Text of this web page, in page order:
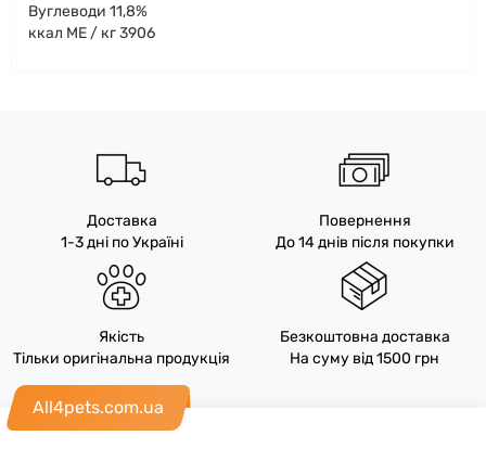
Вуглеводи 11,8%
ккал ME / кг 3906
Доставка
1-3 дні по Україні
Повернення
До 14 днів після покупки
Якість
Тільки оригінальна продукція
Безкоштовна доставка
На суму від 1500 грн
All4pets.com.ua